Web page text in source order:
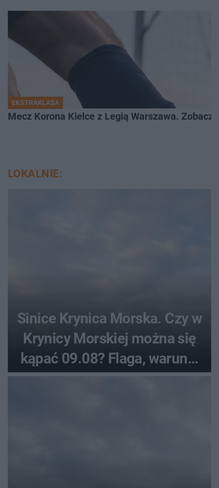
EKSTRAKLASA
Mecz Korona Kielce z Legią Warszawa. Zobacz
LOKALNIE:
Sinice Krynica Morska. Czy w
Krynicy Morskiej można się
kąpać 09.08? Flaga, warunki
pogodowe